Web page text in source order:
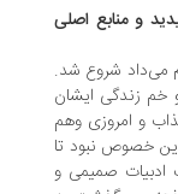
اصلی
شروع شد.
ایشان
وهم
نبود تا
صمیمی و